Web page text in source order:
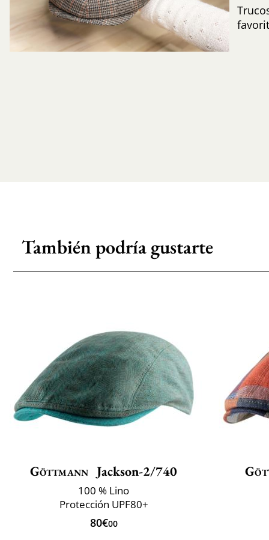
También podría gustarte
Göttmann Jackson-2/740
100 % Lino
Protección UPF80+
80€00